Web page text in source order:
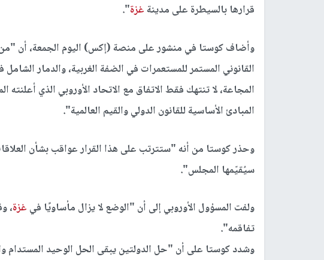
قرارها بالسيطرة على مدينةغزة".
وأضاف كوستا في منشور على منصة (إكس) اليوم الجمعة، أن "من
القانوني المستمر للمستعمرات في الضفة الغربية، والدمار الشامل
المبادئ الأساسية للقانون الدولي والقيم العالمية".
وحذر كوستا من أنه "ستترتب على هذا القرار عواقب بشأن
سيُقيّمها المجلس".
ولفت المسؤول الأوروبي إلى أن "الوضع لا يزال مأساويًا في غزة،
تفاقمه".
وشدد كوستا على أن "حل الدولتين يبقى الحل الوحيد المستدام